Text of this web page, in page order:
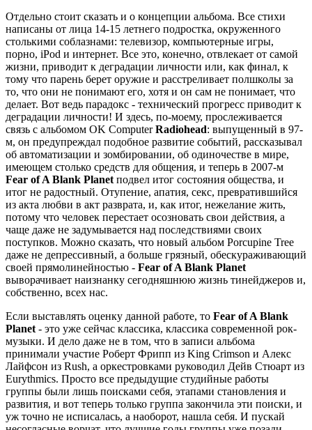
Отдельно стоит сказать и о концепции альбома. Все стихи
написаны от лица 14-15 летнего подростка, окруженного
столькими соблазнами: телевизор, компьютерные игры,
порно, iPod и интернет. Все это, конечно, отвлекает от самой
жизни, приводит к деградации личности или, как финал, к
тому что парень берет оружие и расстреливает полшколы за
то, что они не понимают его, хотя и он сам не понимает, что
делает. Вот ведь парадокс - технический прогресс приводит к
деградации личности! И здесь, по-моему, прослеживается
связь с альбомом OK ComputerRadiohead: выпущенный в 97-
м, он предупреждал подобное развитие событий, рассказывал
об автоматизации и зомбировании, об одиночестве в мире,
имеющем столько средств для общения, и теперь в 2007-м
Fear of A Blank Planet подвел итог состояния общества, и
итог не радостный. Отупение, апатия, секс, превратившийся
из акта любви в акт разврата, и, как итог, нежелание жить,
потому что человек перестает осозновать свои действия, а
чаще даже не задумывается над последствиями своих
поступков. Можно сказать, что новый альбом Porcupine Tree
даже не депрессивный, а больше грязный, обескураживающий
своей прямолинейностью - Fear of A Blank Planet
выворачивает наизнанку сегодняшнюю жизнь тинейджеров и,
собственно, всех нас.
Если выставлять оценку данной работе, то Fear of A Blank
Planet - это уже сейчас классика, классика современной рок-
музыки. И дело даже не в том, что в записи альбома
принимали участие Роберт Фрипп из King Crimson и Алекс
Лайфсон из Rush, а оркестровками руководил Дейв Стюарт из
Eurythmics. Просто все предыдущие студийные работы
группы были лишь поисками себя, этапами становления и
развития, и вот теперь только группа закончила эти поиски, и
уж точно не исписалась, а наоборот, нашла себя. И пускай